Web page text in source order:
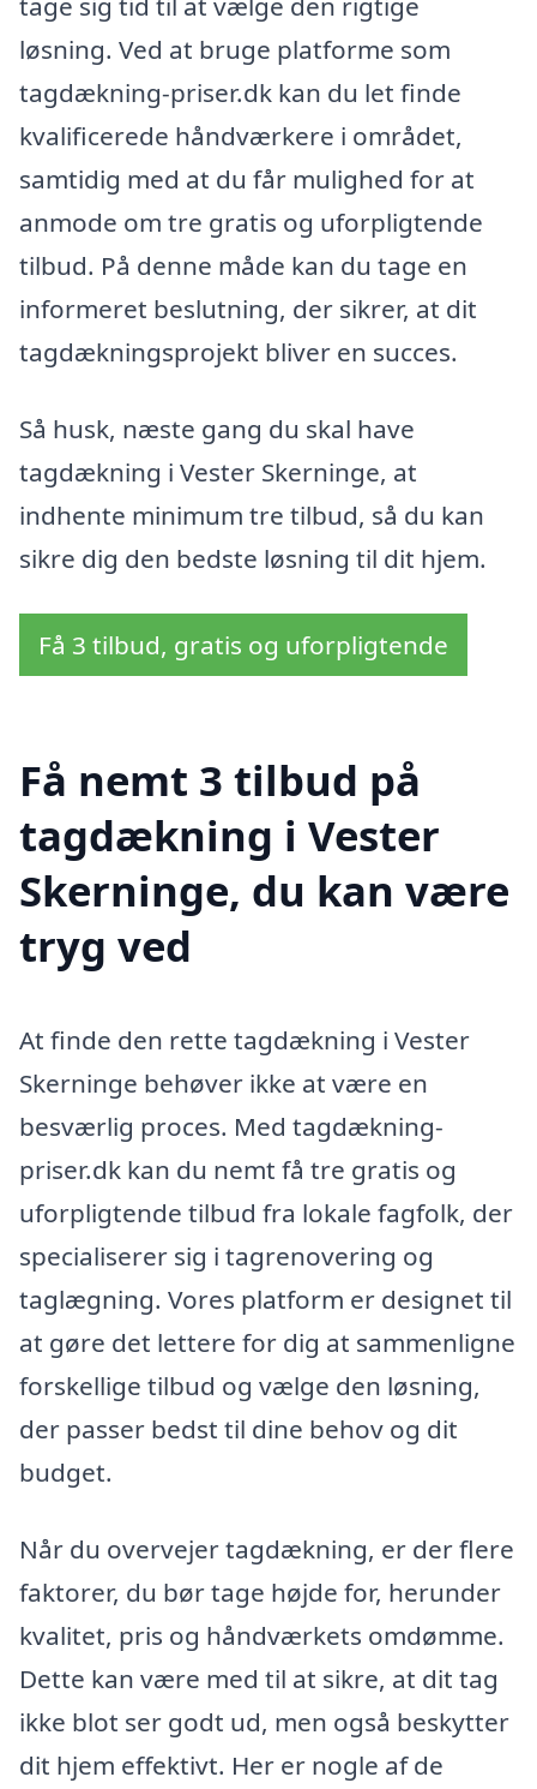
løsning. Ved at bruge platforme som
tagdækning-priser.dk kan du let finde
kvalificerede håndværkere i området,
samtidig med at du får mulighed for at
anmode om tre gratis og uforpligtende
tilbud. På denne måde kan du tage en
informeret beslutning, der sikrer, at dit
tagdækningsprojekt bliver en succes.
Så husk, næste gang du skal have
tagdækning i Vester Skerninge, at
indhente minimum tre tilbud, så du kan
sikre dig den bedste løsning til dit hjem.
Få 3 tilbud, gratis og uforpligtende
Få nemt 3 tilbud på
tagdækning i Vester
Skerninge, du kan være
tryg ved
At finde den rette tagdækning i Vester
Skerninge behøver ikke at være en
besværlig proces. Med tagdækning-
priser.dk kan du nemt få tre gratis og
uforpligtende tilbud fra lokale fagfolk, der
specialiserer sig i tagrenovering og
taglægning. Vores platform er designet til
at gøre det lettere for dig at sammenligne
forskellige tilbud og vælge den løsning,
der passer bedst til dine behov og dit
budget.
Når du overvejer tagdækning, er der flere
faktorer, du bør tage højde for, herunder
kvalitet, pris og håndværkets omdømme.
Dette kan være med til at sikre, at dit tag
ikke blot ser godt ud, men også beskytter
dit hjem effektivt. Her er nogle af de